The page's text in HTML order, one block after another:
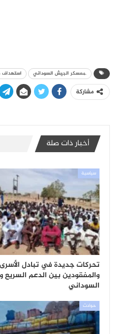
.معسكر الجيش السوداني استهداف
مشاركة
أخبار ذات صلة
سياسية
تحركات جديدة في تبادل الأسرى
والمفقودين بين الدعم
السوداني
حوادث